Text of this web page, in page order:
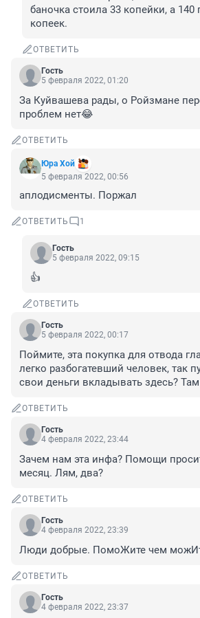
баночка стоила 33 копейки, а 140
копеек.
ОТВЕТИТЬ
Гость
5 февраля 2022, 01:20
За Куйвашева рады, о Ройзмане
проблем нет😂
ОТВЕТИТЬ
Юра Хой
5 февраля 2022, 00:56
аплодисменты. Поржал
ОТВЕТИТЬ 1
Гость
5 февраля 2022, 09:15
👍
ОТВЕТИТЬ
Гость
5 февраля 2022, 00:17
Поймите, эта покупка для отвода
легко разбогатевший человек, так
свои деньги вкладывать здесь?
ОТВЕТИТЬ
Гость
4 февраля 2022, 23:44
Зачем нам эта инфа? Помощи
месяц. Лям, два?
ОТВЕТИТЬ
Гость
4 февраля 2022, 23:39
Люди добрые. ПомоЖите чем
ОТВЕТИТЬ
Гость
4 февраля 2022, 23:37